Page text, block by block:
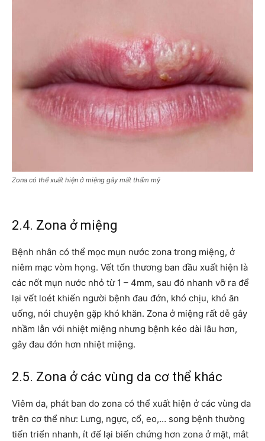
Zona có thể xuất hiện ở miệng gây mất thẩm mỹ
2.4. Zona ở miệng
Bệnh nhân có thể mọc mụn nước zona trong miệng, ở
niêm mạc vòm họng. Vết tổn thương ban đầu xuất hiện là
các nốt mụn nước nhỏ từ 1 – 4mm, sau đó nhanh vỡ ra để
lại vết loét khiến người bệnh đau đớn, khó chịu, khó ăn
uống, nói chuyện gặp khó khăn. Zona ở miệng rất dễ gây
nhầm lẫn với nhiệt miệng nhưng bệnh kéo dài lâu hơn,
gây đau đớn hơn nhiệt miệng.
2.5. Zona ở các vùng da cơ thể khác
Viêm da, phát ban do zona có thể xuất hiện ở các vùng da
trên cơ thể như: Lưng, ngực, cổ, eo,… song bệnh thường
tiến triển nhanh, ít để lại biến chứng hơn zona ở mặt, mắt